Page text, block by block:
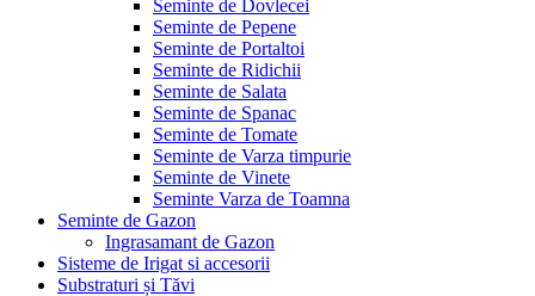
Seminte de Dovlecei
Seminte de Pepene
Seminte de Portaltoi
Seminte de Ridichii
Seminte de Salata
Seminte de Spanac
Seminte de Tomate
Seminte de Varza timpurie
Seminte de Vinete
Seminte Varza de Toamna
Seminte de Gazon
Ingrasamant de Gazon
Sisteme de Irigat si accesorii
Substraturi și Tăvi